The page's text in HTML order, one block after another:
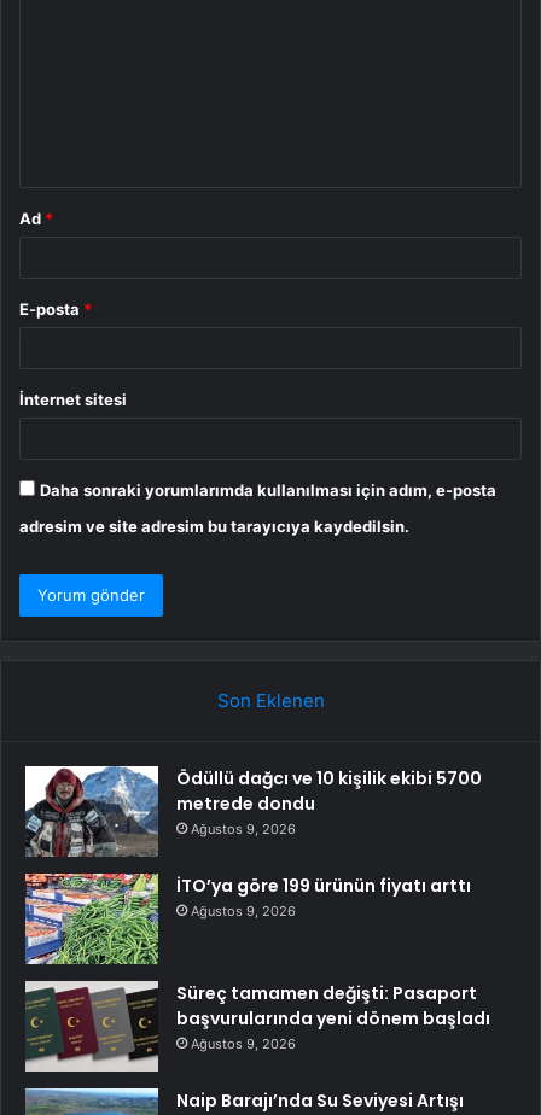
Ad *
E-posta *
İnternet sitesi
Daha sonraki yorumlarımda kullanılması için adım, e-posta
adresim ve site adresim bu tarayıcıya kaydedilsin.
Son Eklenen
Ödüllü dağcı ve 10 kişilik ekibi 5700
metrede dondu
Ağustos 9, 2026
İTO’ya göre 199 ürünün fiyatı arttı
Ağustos 9, 2026
Süreç tamamen değişti: Pasaport
başvurularında yeni dönem başladı
Ağustos 9, 2026
Naip Barajı’nda Su Seviyesi Artışı